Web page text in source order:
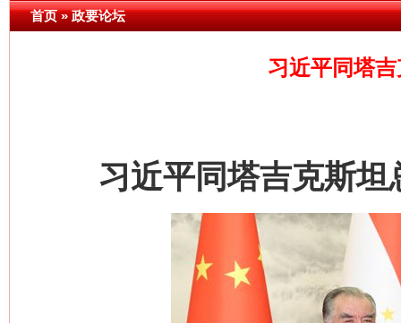
首页»政要论坛
习近平同塔
习近平同塔吉克斯坦